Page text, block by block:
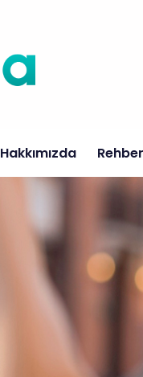
Hakkımızda Rehber